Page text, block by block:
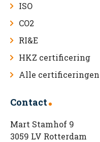
ISO
CO2
RI&E
HKZ certificering
Alle certificeringen
Contact
Mart Stamhof 9
3059 LV Rotterdam